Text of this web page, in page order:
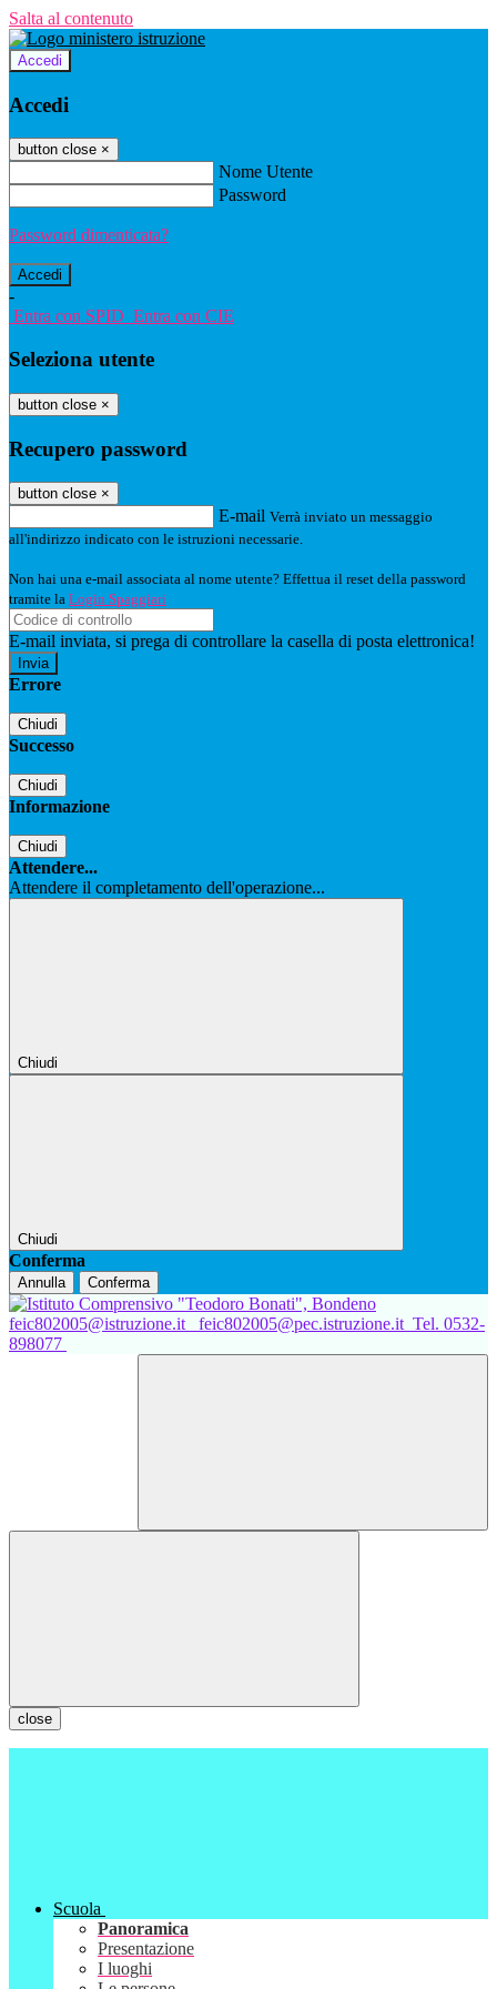
Salta al contenuto
Accedi
Accedi
button close ×
Nome Utente
Password
Password dimenticata?
-
Entra con SPID Entra con CIE
Seleziona utente
button close ×
Recupero password
button close ×
E-mail Verrà inviato un messaggio
all'indirizzo indicato con le istruzioni necessarie.
Non hai una e-mail associata al nome utente? Effettua il reset della password
tramite la Login Spaggiari
E-mail inviata, si prega di controllare la casella di posta elettronica!
Errore
Chiudi
Successo
Chiudi
Informazione
Chiudi
Attendere...
Attendere il completamento dell'operazione...
Chiudi
Chiudi
Conferma
Annulla Conferma
feic802005@istruzione.it feic802005@pec.istruzione.it Tel. 0532-
898077
close
Scuola
Panoramica
Presentazione
I luoghi